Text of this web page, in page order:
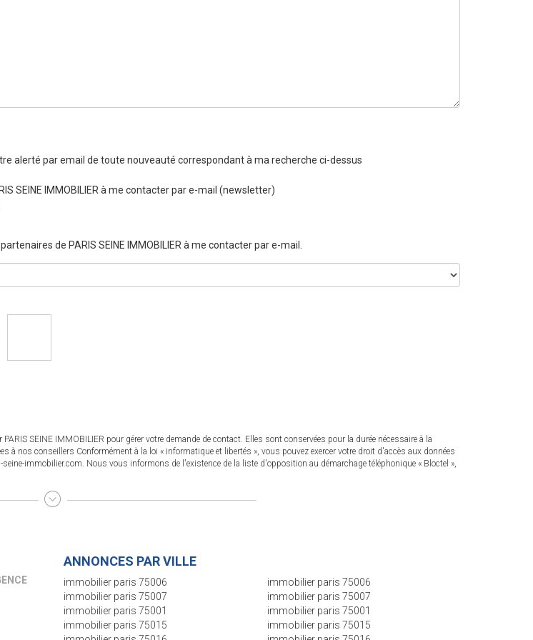
alerté par email de toute nouveauté correspondant à ma recherche ci-dessus
SEINE IMMOBILIER à me contacter par e-mail (newsletter)
de PARIS SEINE IMMOBILIER à me contacter par e-mail.
SEINE IMMOBILIER pour gérer votre demande de contact. Elles sont conservées pour la durée nécessaire à la
nos conseillers Conformément à la loi « informatique et libertés », vous pouvez exercer votre droit d'accès aux données
immobilier.com. Nous vous informons de l'existence de la liste d'opposition au démarchage téléphonique « Bloctel »,
ANNONCES PAR VILLE
immobilier paris 75006
immobilier paris 75007
immobilier paris 75001
immobilier paris 75015
immobilier paris 75006
immobilier paris 75007
immobilier paris 75001
immobilier paris 75015